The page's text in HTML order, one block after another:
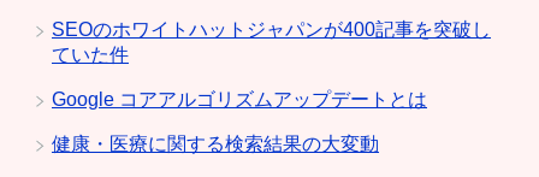
SEOのホワイトハットジャパンが400記事を突破し
ていた件
Google コアアルゴリズムアップデートとは
健康・医療に関する検索結果の大変動